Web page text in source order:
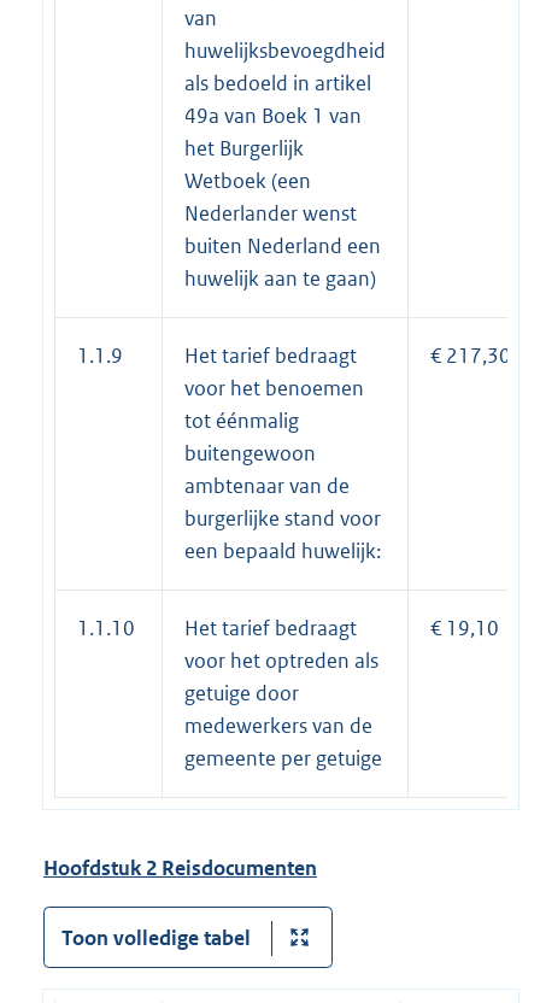
van
huwelijksbevoegdheid
als bedoeld in artikel
49a van Boek 1 van
het Burgerlijk
Wetboek (een
Nederlander wenst
buiten Nederland een
huwelijk aan te gaan)
1.1.9
Het tarief bedraagt
voor het benoemen
tot éénmalig
buitengewoon
ambtenaar van de
burgerlijke stand voor
een bepaald huwelijk:
€ 217,30
1.1.10
Het tarief bedraagt
voor het optreden als
getuige door
medewerkers van de
gemeente per getuige
€ 19,10
Hoofdstuk 2 Reisdocumenten
Toon volledige tabel